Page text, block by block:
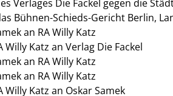
Verlages Die Fackel gegen die
Bühnen-Schieds-Gericht Berlin,
an RA Willy Katz
Willy Katz an Verlag Die Fackel
an RA Willy Katz
an RA Willy Katz
Willy Katz an Oskar Samek